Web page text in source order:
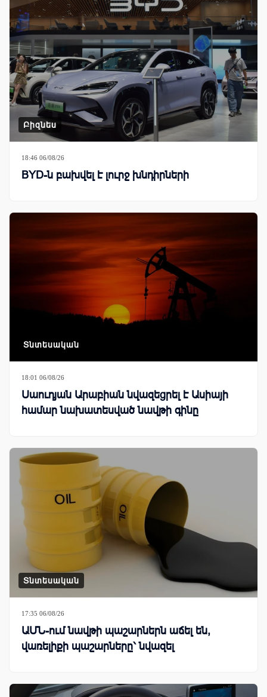
Բիզնես
18:46 06/08/26
BYD-ն բախվել է լուրջ խնդիրների
Տնտեսական
18:01 06/08/26
Սաուդյան Արաբիան նվազեցրել է Ասիայի
համար նախատեսված նավթի գինը
Տնտեսական
17:35 06/08/26
ԱՄՆ-ում նավթի պաշարներն աճել են,
վառելիքի պաշարները՝ նվազել